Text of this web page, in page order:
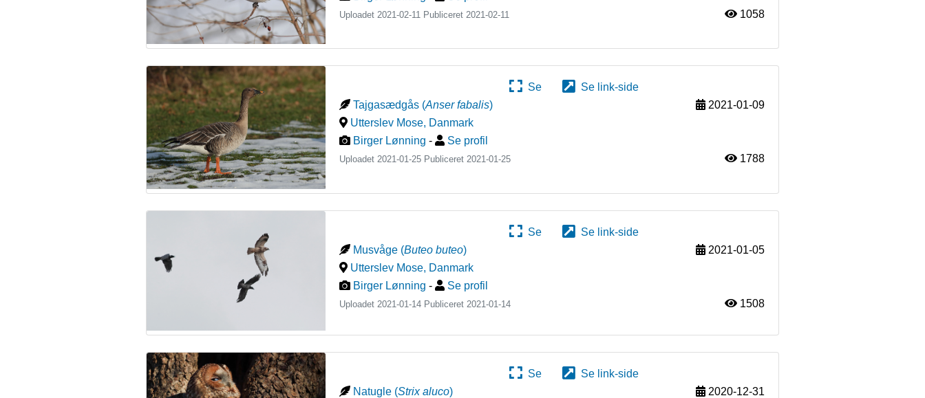
Uploadet 2021-02-11 Publiceret2021-02-11 1058
Se
Se link-side
Tajgasædgås (Anser fabalis)
2021-01-09
Utterslev Mose, Danmark
Birger Lønning - Se profil
Uploadet 2021-01-25 Publiceret 2021-01-25 1788
Se
Se link-side
Musvåge (Buteo buteo)
2021-01-05
Utterslev Mose, Danmark
Birger Lønning - Se profil
Uploadet 2021-01-14 Publiceret 2021-01-14 1508
Se
Se link-side
Natugle (Strix aluco)
2020-12-31